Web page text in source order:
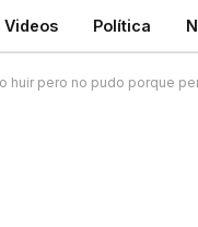
Videos Política
huir pero no pudo porque